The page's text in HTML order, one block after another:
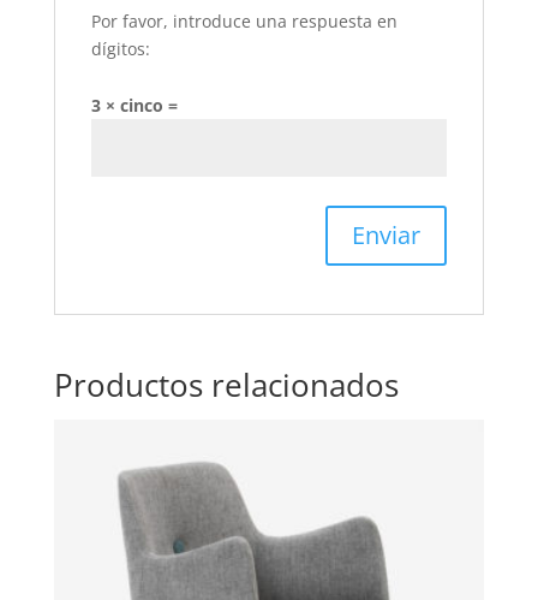
Por favor, introduce una respuesta en
dígitos:
3 × cinco =
Productos relacionados